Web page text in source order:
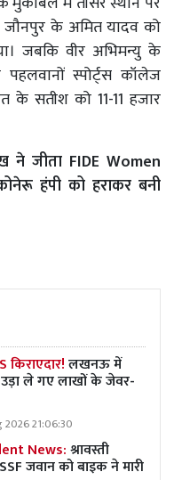
जौनपुर के अमित यादव को
जबकि वीर अभिमन्यु के
स्पोर्ट्स कॉलेज
सतीश को 11-11 हजार
ने जीता FIDE Women
हंपी को हराकर बनी
लखनऊ में
ले गए लाखों के जेवर-
2026 21:06:30
News:श्रावस्ती
जवान को बाइक ने मारी